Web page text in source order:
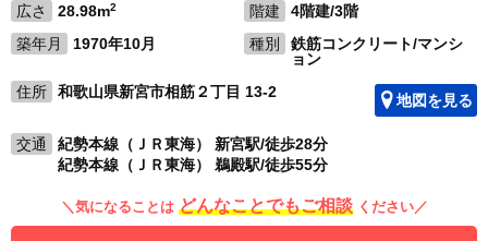
広さ
28.98m2 階建
4階建/3階
築年月
1970年10月 種別
鉄筋コンクリート/マンシ
ョン
住所
和歌山県新宮市相筋２丁目 13-2 地図を見る
交通
紀勢本線（ＪＲ東海） 新宮駅/徒歩28分
紀勢本線（ＪＲ東海） 鵜殿駅/徒歩55分
＼気になることは どんなことでもご相談 ください／